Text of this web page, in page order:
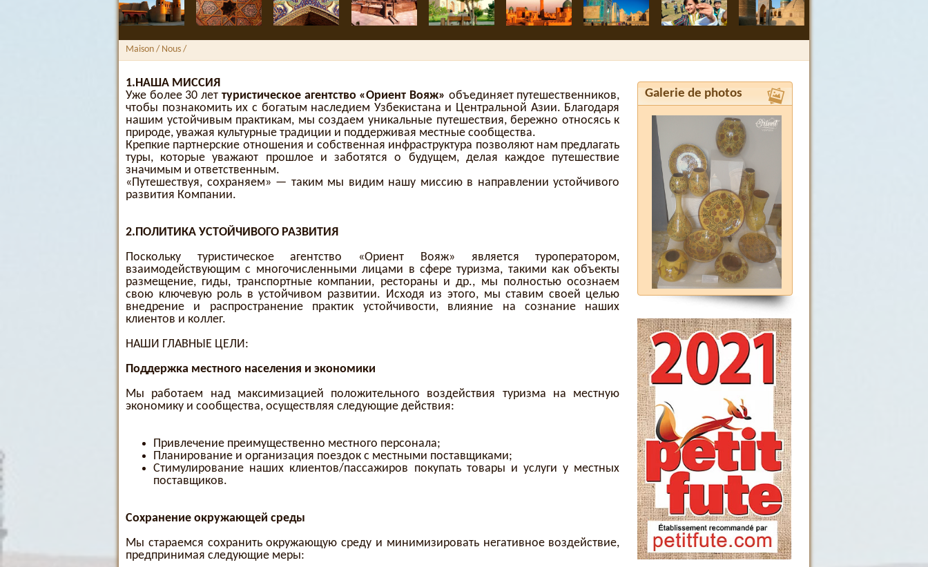
Maison / Nous /
1.НАША МИССИЯ
Уже более 30 лет туристическое агентство «Ориент Вояж» объединяет путешественников,
чтобы познакомить их с богатым наследием Узбекистана и Центральной Азии. Благодаря
нашим устойчивым практикам, мы создаем уникальные путешествия, бережно относясь к
природе, уважая культурные традиции и поддерживая местные сообщества.
Крепкие партнерские отношения и собственная инфраструктура позволяют нам предлагать
туры, которые уважают прошлое и заботятся о будущем, делая каждое путешествие
значимым и ответственным.
«Путешествуя, сохраняем» — таким мы видим нашу миссию в направлении устойчивого
развития Компании.
2.ПОЛИТИКА УСТОЙЧИВОГО РАЗВИТИЯ
Поскольку туристическое агентство «Ориент Вояж» является туроператором,
взаимодействующим с многочисленными лицами в сфере туризма, такими как объекты
размещение, гиды, транспортные компании, рестораны и др., мы полностью осознаем
свою ключевую роль в устойчивом развитии. Исходя из этого, мы ставим своей целью
внедрение и распространение практик устойчивости, влияние на сознание наших
клиентов и коллег.
НАШИ ГЛАВНЫЕ ЦЕЛИ:
Поддержка местного населения и экономики
Мы работаем над максимизацией положительного воздействия туризма на местную
экономику и сообщества, осуществляя следующие действия:
Привлечение преимущественно местного персонала;
Планирование и организация поездок с местными поставщиками;
Стимулирование наших клиентов/пассажиров покупать товары и услуги у местных
поставщиков.
Сохранение окружающей среды
Мы стараемся сохранить окружающую среду и минимизировать негативное воздействие,
предпринимая следующие меры:
Galerie de photos